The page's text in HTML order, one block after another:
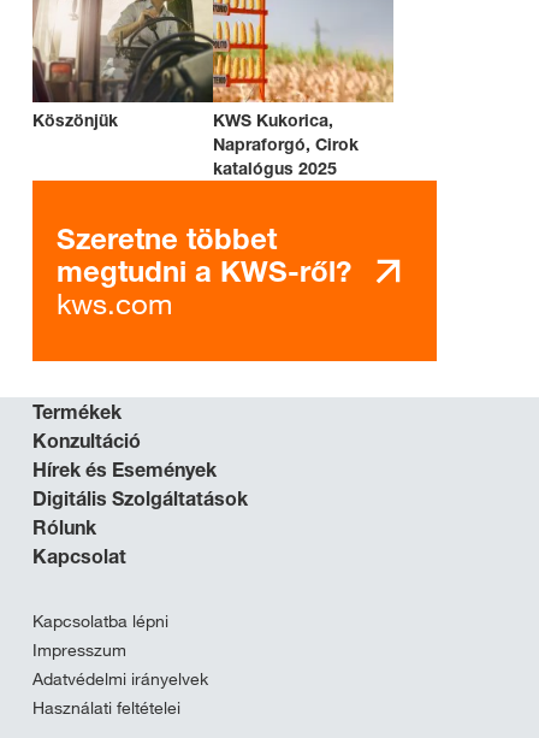
Köszönjük
KWS Kukorica,
Napraforgó, Cirok
katalógus 2025
Szeretne többet
megtudni a KWS-ről?
kws.com
Termékek
Konzultáció
Hírek és Események
Digitális Szolgáltatások
Rólunk
Kapcsolat
Kapcsolatba lépni
Impresszum
Adatvédelmi irányelvek
Használati feltételei